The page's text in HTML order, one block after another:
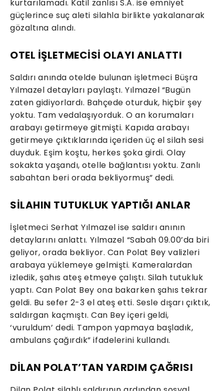
kurtarılamadı. Katil zanlısı S.A. ise emniyet
güçlerince suç aleti silahla birlikte yakalanarak
gözaltına alındı.
OTEL İŞLETMECİSİ OLAYI ANLATTI
Saldırı anında otelde bulunan işletmeci Büşra
Yılmazel detayları paylaştı. Yılmazel “Bugün
zaten gidiyorlardı. Bahçede oturduk, hiçbir şey
yoktu. Tam vedalaşıyorduk. O an korumaları
arabayı getirmeye gitmişti. Kapıda arabayı
getirmeye çıktıklarında içeriden üç el silah sesi
duyduk. Eşim koştu, herkes şoka girdi. Olay
sokakta yaşandı, otelle bağlantısı yoktu. Zanlı
sabahtan beri orada bekliyormuş” dedi.
SİLAHIN TUTUKLUK YAPTIĞI ANLAR
İşletmeci Serhat Yılmazel ise saldırı anının
detaylarını anlattı. Yılmazel “Sabah 09.00’da biri
geliyor, orada bekliyor. Can Polat Bey valizleri
arabaya yüklemeye gelmişti. Kameralardan
izledik, şahıs ateş etmeye çalıştı. Silah tutukluk
yaptı. Can Polat Bey ona bakarken şahıs tekrar
geldi. Bu sefer 2-3 el ateş etti. Sesle dışarı çıktık,
saldırgan kaçmıştı. Can Bey içeri geldi,
‘vuruldum’ dedi. Tampon yapmaya başladık,
ambulans çağırdık” ifadelerini kullandı.
DİLAN POLAT’TAN YARDIM ÇAĞRISI